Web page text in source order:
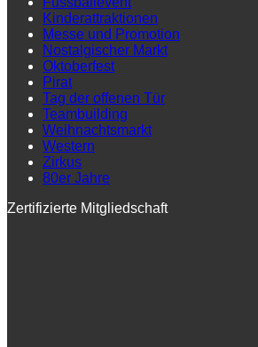
Kinderattraktionen
Messe und Promotion
Nostalgischer Markt
Oktoberfest
Pirat
Tag der offenen Tür
Teambuilding
Weihnachtsmarkt
Western
Zirkus
80er Jahre
Zertifizierte Mitgliedschaft